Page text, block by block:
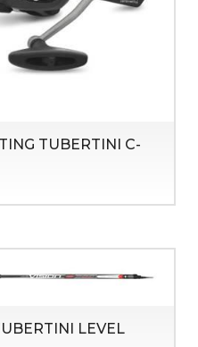
TUBERTINI C-
LEVEL